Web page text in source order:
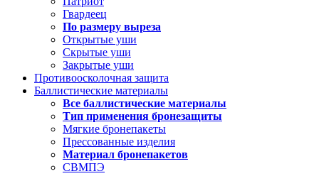
Гвардеец
По размеру выреза
Открытые уши
Скрытые уши
Закрытые уши
Противоосколочная защита
Баллистические материалы
Все баллистические материалы
Тип применения бронезащиты
Мягкие бронепакеты
Прессованные изделия
Материал бронепакетов
СВМПЭ